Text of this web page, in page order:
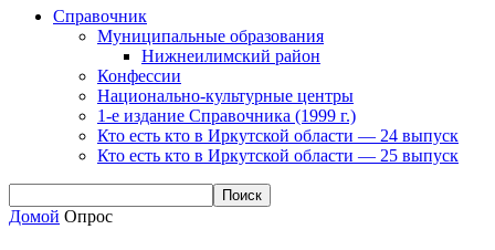
Справочник
Муниципальные образования
Нижнеилимский район
Конфессии
Национально-культурные центры
1-е издание Справочника (1999 г.)
Кто есть кто в Иркутской области — 24 выпуск
Кто есть кто в Иркутской области — 25 выпуск
Домой Опрос